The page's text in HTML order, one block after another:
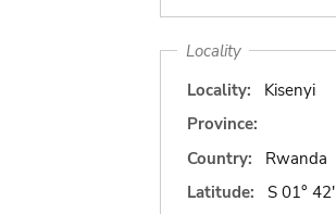
Locality
Locality:
Kisenyi
Province:
Country:
Rwanda
Latitude:
S 01° 42'